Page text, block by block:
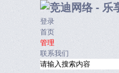
登录
首页
管理
联系我们